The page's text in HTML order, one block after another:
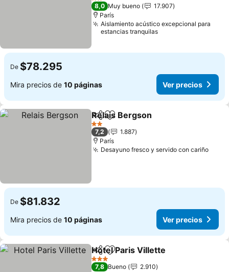
2 Estrellas
8,0 Muy bueno
17.907
París
Aislamiento acústico excepcional para
estancias tranquilas
De $78.295
Mira precios de 10 páginas Ver precios
CompartirAgregar a favoritos
Relais Bergson
2 Estrellas
7,2
1.887
París
Desayuno fresco y servido con cariño
De $81.832
Mira precios de 10 páginas Ver precios
CompartirAgregar a favoritos
Hotel Paris Villette
3 Estrellas
7,8 Bueno
2.910